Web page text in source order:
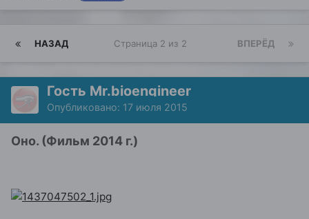
НАЗАД ВПЕРЁД
Страница 2 из 2
Гость Mr.bioengineer
Опубликовано: 17 июля 2015
Оно. (Фильм 2014 г.)